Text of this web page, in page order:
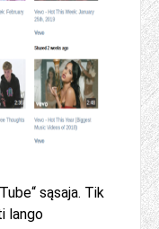
sąsaja. Tik
lango